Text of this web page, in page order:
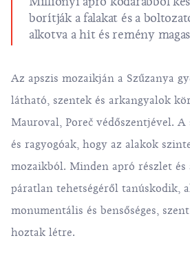
borítják a falakat és a
alkotva a hit és remény
Az apszis mozaikján a Szűzanya
látható, szentek és arkangyalok
Mauroval, Poreč védőszentjével.
és ragyogóak, hogy az alakok
mozaikból. Minden apró részlet és
páratlan tehetségéről tanúskodik,
monumentális és bensőséges,
hoztak létre.